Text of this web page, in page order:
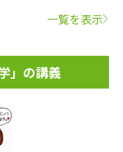
一覧を表示
」の講義